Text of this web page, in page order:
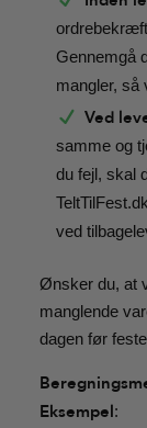
Gennemgå
mangler, så
Ved
samme og
du fejl, skal
ved
Ønsker du, at
manglende
dagen før
Eksempel: